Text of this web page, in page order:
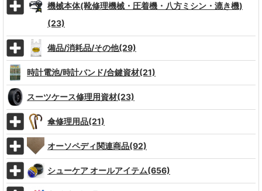
機械本体(靴修理機械・圧着機・八方ミシン・漉き機)
(23)
備品/消耗品/その他(29)
時計電池/時計バンド/合鍵資材(21)
スーツケース修理用資材(23)
傘修理用品(21)
オーソペディ関連商品(92)
シューケア オールアイテム(656)